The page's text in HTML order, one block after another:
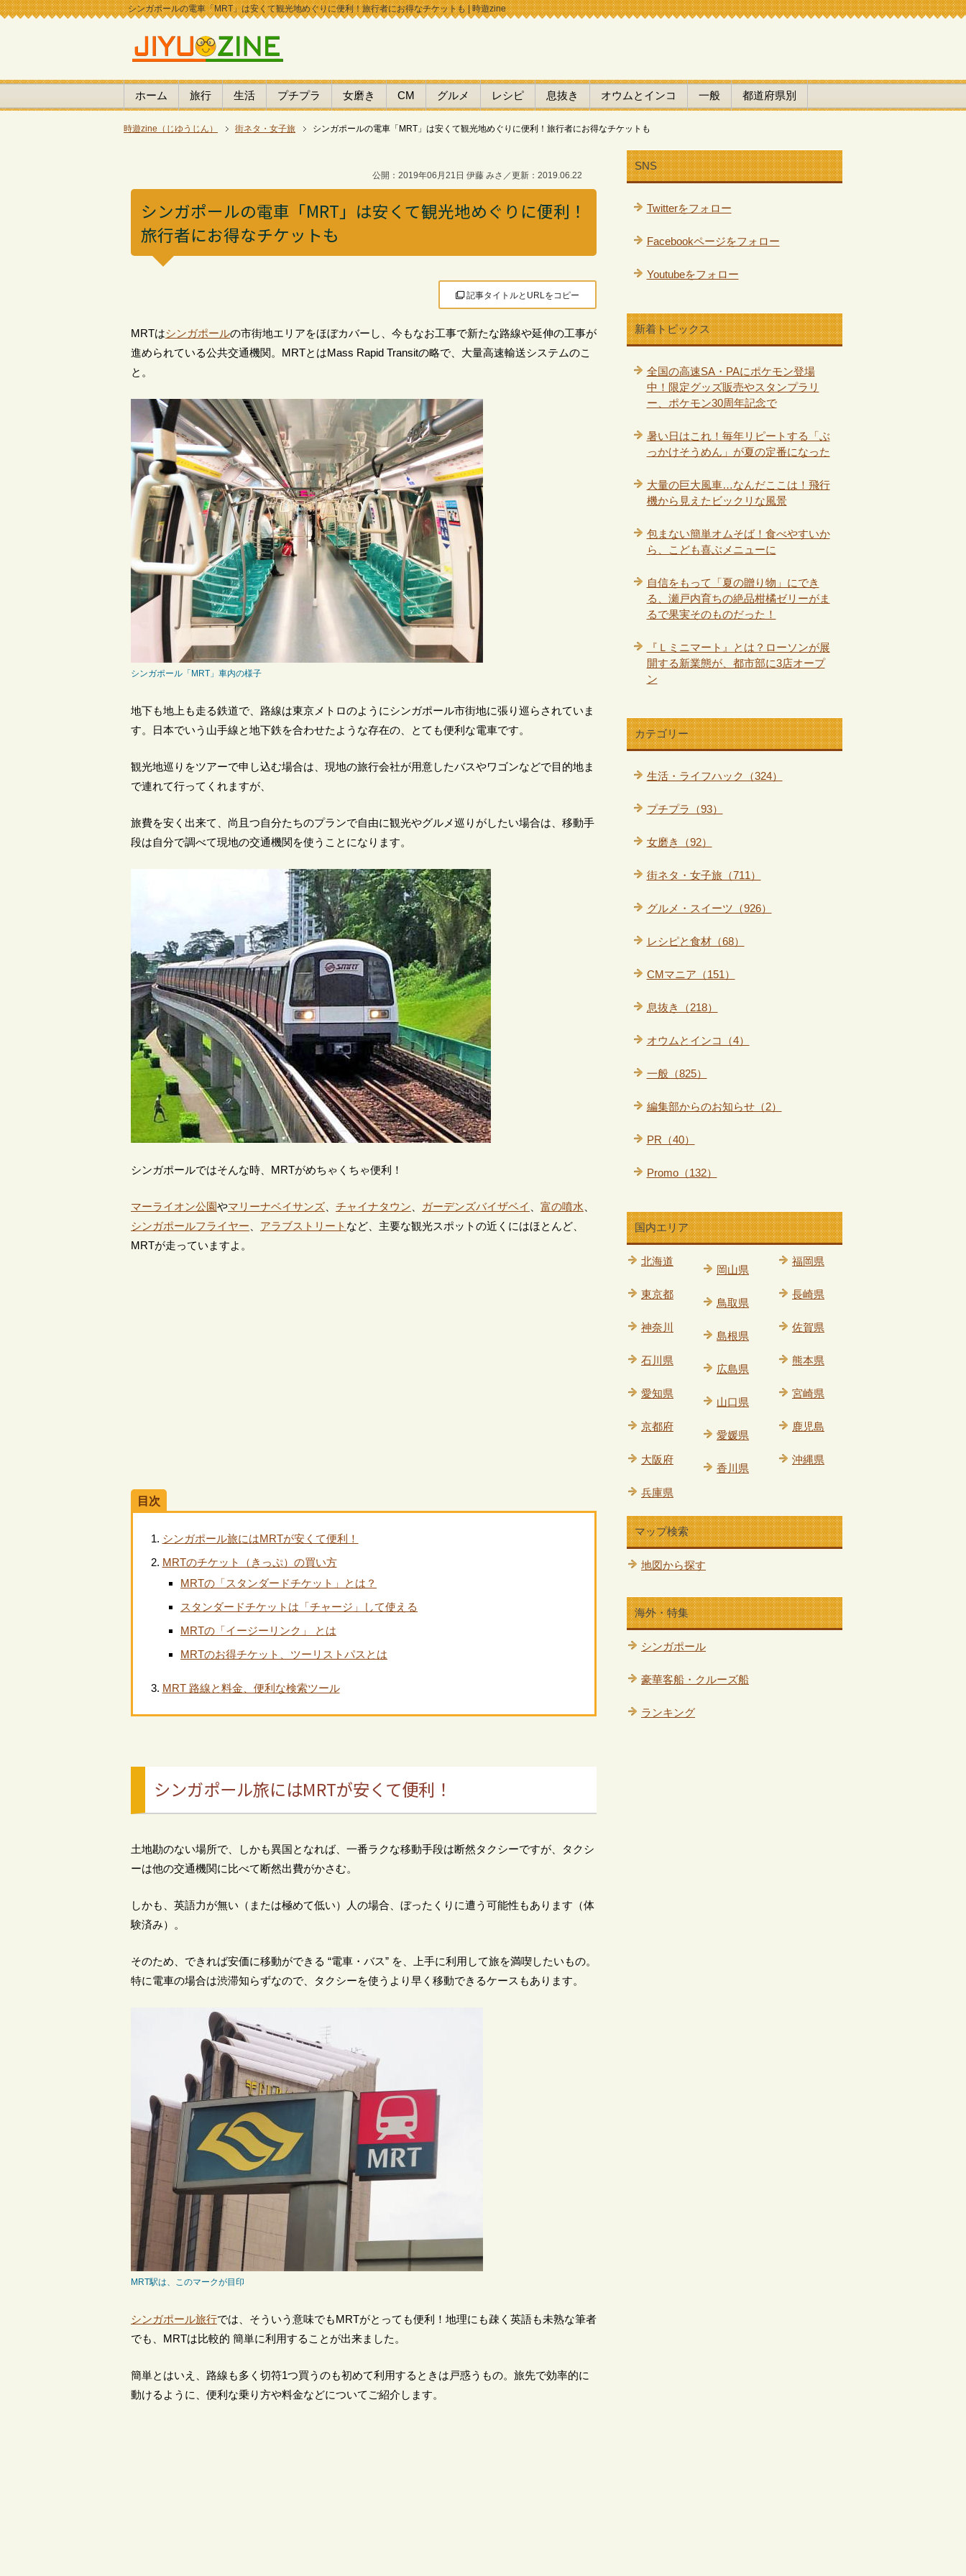
シンガポールの電車「MRT」は安くて観光地めぐりに便利！旅行者にお得なチケットも | 時遊zine
ホーム 旅行 生活 プチプラ 女磨き CM グルメ レシピ 息抜き オウムとインコ 一般 都道府県別
時遊zine（じゆうじん） 街ネタ・女子旅 シンガポールの電車「MRT」は安くて観光地めぐりに便利！旅行者にお得なチケットも
公開：2019年06月21日 伊藤 みさ／更新：2019.06.22
シンガポールの電車「MRT」は安くて観光地めぐりに便利！
旅行者にお得なチケットも
記事タイトルとURLをコピー
MRTはシンガポールの市街地エリアをほぼカバーし、今もなお工事で新たな路線や延伸の工事が
進められている公共交通機関。MRTとはMass Rapid Transitの略で、大量高速輸送システムのこ
と。
シンガポール「MRT」車内の様子
地下も地上も走る鉄道で、路線は東京メトロのようにシンガポール市街地に張り巡らされていま
す。日本でいう山手線と地下鉄を合わせたような存在の、とても便利な電車です。
観光地巡りをツアーで申し込む場合は、現地の旅行会社が用意したバスやワゴンなどで目的地ま
で連れて行ってくれますが、
旅費を安く出来て、尚且つ自分たちのプランで自由に観光やグルメ巡りがしたい場合は、移動手
段は自分で調べて現地の交通機関を使うことになります。
シンガポールではそんな時、MRTがめちゃくちゃ便利！
マーライオン公園やマリーナベイサンズ チャイナタウン ガーデンズバイザベイ 富の噴水
シンガポールフライヤー
アラブストリート など、主要な観光スポットの近くにはほとんど、
MRTが走っていますよ。
目次
シンガポール旅にはMRTが安くて便利！
MRTのチケット（きっぷ）の買い方
MRTの「スタンダードチケット」とは？
スタンダードチケットは「チャージ」して使える
MRTの「イージーリンク」 とは
MRTのお得チケット、ツーリストパスとは
MRT 路線と料金、便利な検索ツール
シンガポール旅にはMRTが安くて便利！
土地勘のない場所で、しかも異国となれば、一番ラクな移動手段は断然タクシーですが、タクシ
ーは他の交通機関に比べて断然出費がかさむ。
しかも、英語力が無い（または極めて低い）人の場合、ぼったくりに遭う可能性もあります（体
験済み）。
そのため、できれば安価に移動ができる “電車・バス” を、上手に利用して旅を満喫したいもの。
特に電車の場合は渋滞知らずなので、タクシーを使うより早く移動できるケースもあります。
MRT駅は、このマークが目印
シンガポール旅行では、そういう意味でもMRTがとっても便利！地理にも疎く英語も未熟な筆者
でも、MRTは比較的 簡単に利用することが出来ました。
簡単とはいえ、路線も多く切符1つ買うのも初めて利用するときは戸惑うもの。旅先で効率的に
動けるように、便利な乗り方や料金などについてご紹介します。
SNS
Twitterをフォロー
Facebookページをフォロー
Youtubeをフォロー
新着トピックス
全国の高速SA・PAにポケモン登場
中！限定グッズ販売やスタンプラリ
ー、ポケモン30周年記念で
暑い日はこれ！毎年リピートする「ぶ
っかけそうめん」が夏の定番になった
大量の巨大風車…なんだここは！飛行
機から見えたビックリな風景
包まない簡単オムそば！食べやすいか
ら、こども喜ぶメニューに
自信をもって「夏の贈り物」にでき
る、瀬戸内育ちの絶品柑橘ゼリーがま
るで果実そのものだった！
『Ｌミニマート』とは？ローソンが展
開する新業態が、都市部に3店オープ
ン
カテゴリー
生活・ライフハック（324）
プチプラ（93）
女磨き（92）
街ネタ・女子旅（711）
グルメ・スイーツ（926）
レシピと食材（68）
CMマニア（151）
息抜き（218）
オウムとインコ（4）
一般（825）
編集部からのお知らせ（2）
PR（40）
Promo（132）
国内エリア
北海道
東京都
神奈川
石川県
愛知県
京都府
大阪府
兵庫県
岡山県
鳥取県
島根県
広島県
山口県
愛媛県
香川県
福岡県
長崎県
佐賀県
熊本県
宮崎県
鹿児島
沖縄県
マップ検索
地図から探す
海外・特集
シンガポール
豪華客船・クルーズ船
ランキング